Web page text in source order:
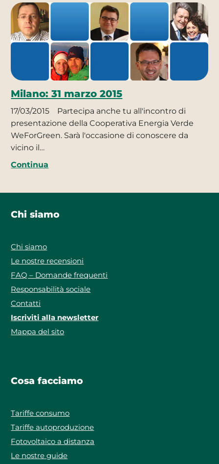
Milano: 31 marzo 2015
17/03/2015
Partecipa anche tu all'incontro di
presentazione della Cooperativa Energia Verde
WeForGreen. Sarà l'occasione di conoscere da
vicino il…
Continua
Chi siamo
Chi siamo
Le nostre recensioni
FAQ – Domande frequenti
Responsabilità sociale
Contatti
Iscriviti alla newsletter
Mappa del sito
Cosa facciamo
Tariffe consumo
Tariffe autoproduzione
Fotovoltaico a distanza
Le nostre guide